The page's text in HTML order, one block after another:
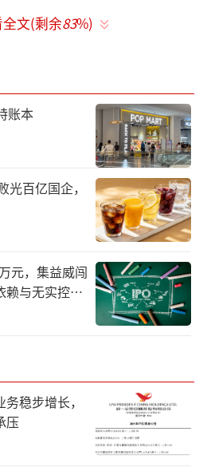
及行政总裁蔡衍明称，202
产力。海外业务也开始逐
厂已形成规模，在印尼、
德国、非洲等地的业务也
费市场整体承压的背景
、多渠道、差异化的经营
进。
亮眼，成增长第一引擎。
59.15亿元，同比大幅增
中，糖果小类收入创历史
达低双位数；冰品小类受
渠道的优良表现以及炎热
增长高个位数；零食糕饼
文(剩余83%)
账本
百亿国企，
元，集益威闯
赖与无实控人
稳步增长，
压